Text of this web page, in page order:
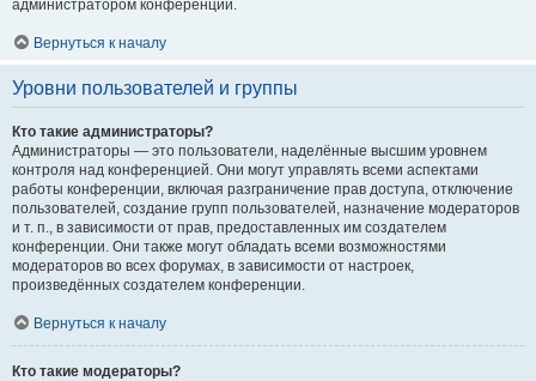
администратором конференции.
Вернуться к началу
Уровни пользователей и группы
Кто такие администраторы?
Администраторы — это пользователи, наделённые высшим уровнем
контроля над конференцией. Они могут управлять всеми аспектами
работы конференции, включая разграничение прав доступа, отключение
пользователей, создание групп пользователей, назначение модераторов
и т. п., в зависимости от прав, предоставленных им создателем
конференции. Они также могут обладать всеми возможностями
модераторов во всех форумах, в зависимости от настроек,
произведённых создателем конференции.
Вернуться к началу
Кто такие модераторы?